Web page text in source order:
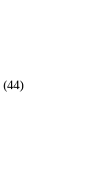
(44)